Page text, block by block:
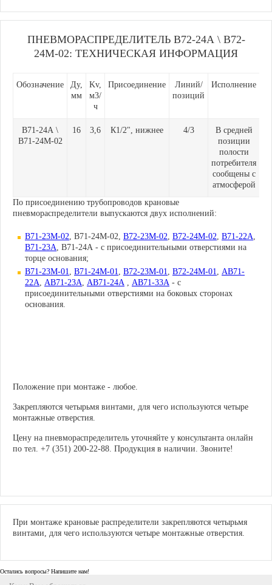
ПНЕВМОРАСПРЕДЕЛИТЕЛЬ В72-24А \ В72-
24М-02: ТЕХНИЧЕСКАЯ ИНФОРМАЦИЯ
Обозначение
Ду,
мм
Kv,
м3/
ч
Присоединение
Линий/
позиций
Исполнение
В71-24А \
В71-24М-02
16 3,6 К1/2", нижнее 4/3
В средней
позиции
полости
потребителя
сообщены с
атмосферой
По присоединению трубопроводов крановые
пневмораспределители выпускаются двух исполнений:
В71-23М-02, В71-24М-02, В72-23М-02, В72-24М-02, В71-22А,
В71-23А, В71-24А - с присоединительными отверстиями на
торце основания;
В71-23М-01, В71-24М-01, В72-23М-01, В72-24М-01, АВ71-
22А, АВ71-23А, АВ71-24А , АВ71-33А - с
присоединительными отверстиями на боковых сторонах
основания.
Положение при монтаже - любое.
Закрепляются четырьмя винтами, для чего используются четыре
монтажные отверстия.
Цену на пневмораспределитель уточняйте у консультанта онлайн
по тел. +7 (351) 200-22-88. Продукция в наличии. Звоните!
При монтаже крановые распределители закрепляются четырьмя
винтами, для чего используются четыре монтажные отверстия.
Остались вопросы? Напишите нам!